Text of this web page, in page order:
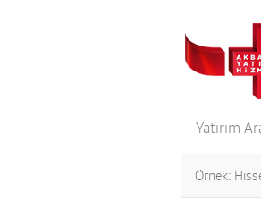
Yatırım